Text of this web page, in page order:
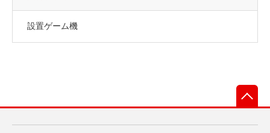
設置ゲーム機